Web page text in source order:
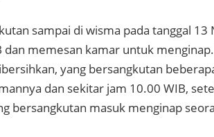
sampai di wisma pada tanggal
memesan kamar untuk
yang bersangkutan
dan sekitar jam 10.00 WIB,
bersangkutan masuk menginap